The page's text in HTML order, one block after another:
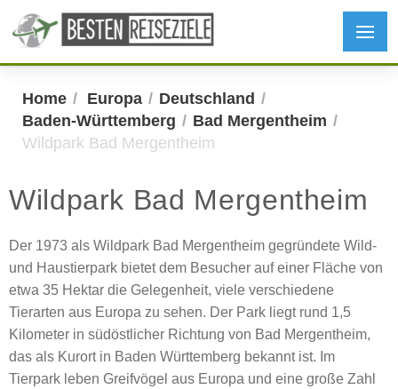
Home Europa
Deutschland
Baden-Württemberg
Bad Mergentheim
Wildpark Bad Mergentheim
Wildpark Bad Mergentheim
Der 1973 als Wildpark Bad Mergentheim gegründete Wild-
und Haustierpark bietet dem Besucher auf einer Fläche von
etwa 35 Hektar die Gelegenheit, viele verschiedene
Tierarten aus Europa zu sehen. Der Park liegt rund 1,5
Kilometer in südöstlicher Richtung von Bad Mergentheim,
das als Kurort in Baden Württemberg bekannt ist. Im
Tierpark leben Greifvögel aus Europa und eine große Zahl